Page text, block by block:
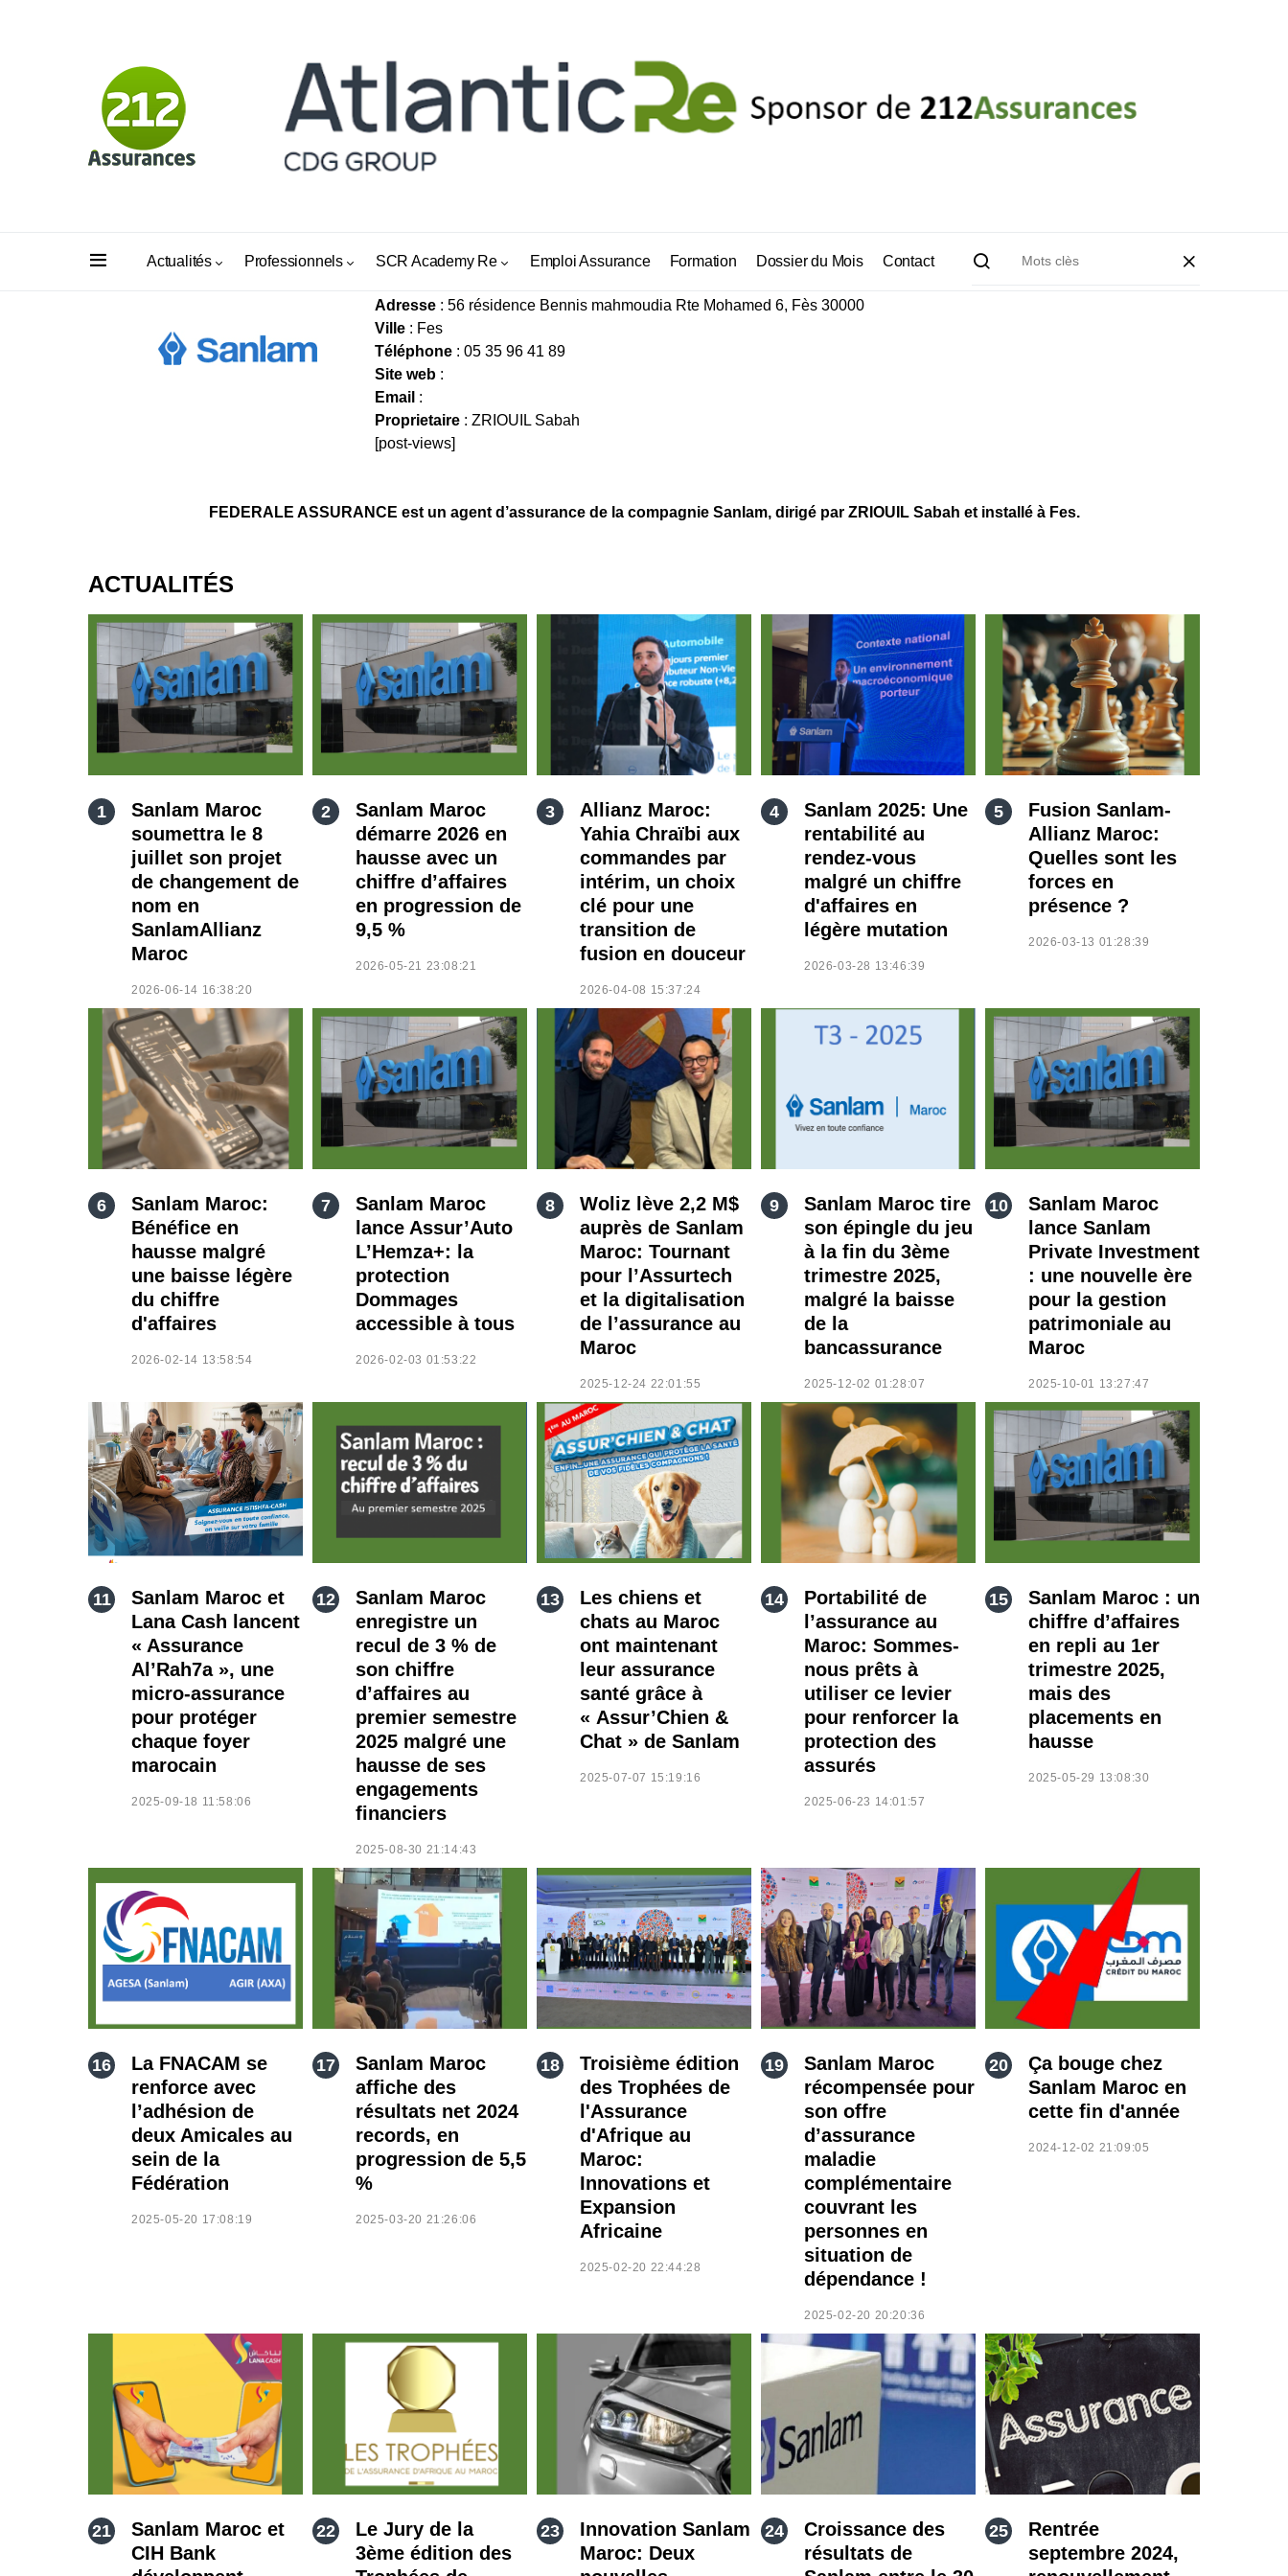
Actualités Professionnels SCR Academy Re Emploi Assurance Formation Dossier du Mois Contact
FEDERALE ASSURANCE
Adresse : 56 résidence Bennis mahmoudia Rte Mohamed 6, Fès 30000
Ville : Fes
Téléphone : 05 35 96 41 89
Site web :
Email :
Proprietaire : ZRIOUIL Sabah
[post-views]
FEDERALE ASSURANCE est un agent d’assurance de la compagnie Sanlam, dirigé par ZRIOUIL Sabah et installé à Fes.
ACTUALITÉS
Sanlam Maroc
soumettra le 8
juillet son projet
de changement de
nom en
SanlamAllianz
Maroc
2026-06-14 16:38:20
Sanlam Maroc
démarre 2026 en
hausse avec un
chiffre d’affaires
en progression de
9,5 %
2026-05-21 23:08:21
Allianz Maroc:
Yahia Chraïbi aux
commandes par
intérim, un choix
clé pour une
transition de
fusion en douceur
2026-04-08 15:37:24
Sanlam 2025: Une
rentabilité au
rendez-vous
malgré un chiffre
d'affaires en
légère mutation
2026-03-28 13:46:39
Fusion Sanlam-
Allianz Maroc:
Quelles sont les
forces en
présence ?
2026-03-13 01:28:39
Sanlam Maroc:
Bénéfice en
hausse malgré
une baisse légère
du chiffre
d'affaires
2026-02-14 13:58:54
Sanlam Maroc
lance Assur’Auto
L’Hemza+: la
protection
Dommages
accessible à tous
2026-02-03 01:53:22
Woliz lève 2,2 M$
auprès de Sanlam
Maroc: Tournant
pour l’Assurtech
et la digitalisation
de l’assurance au
Maroc
2025-12-24 22:01:55
Sanlam Maroc tire
son épingle du jeu
à la fin du 3ème
trimestre 2025,
malgré la baisse
de la
bancassurance
2025-12-02 01:28:07
Sanlam Maroc
lance Sanlam
Private Investment
: une nouvelle ère
pour la gestion
patrimoniale au
Maroc
2025-10-01 13:27:47
Sanlam Maroc et
Lana Cash lancent
« Assurance
Al’Rah7a », une
micro-assurance
pour protéger
chaque foyer
marocain
2025-09-18 11:58:06
Sanlam Maroc
enregistre un
recul de 3 % de
son chiffre
d’affaires au
premier semestre
2025 malgré une
hausse de ses
engagements
financiers
2025-08-30 21:14:43
Les chiens et
chats au Maroc
ont maintenant
leur assurance
santé grâce à
« Assur’Chien &
Chat » de Sanlam
2025-07-07 15:19:16
Portabilité de
l’assurance au
Maroc: Sommes-
nous prêts à
utiliser ce levier
pour renforcer la
protection des
assurés
2025-06-23 14:01:57
Sanlam Maroc : un
chiffre d’affaires
en repli au 1er
trimestre 2025,
mais des
placements en
hausse
2025-05-29 13:08:30
La FNACAM se
renforce avec
l’adhésion de
deux Amicales au
sein de la
Fédération
2025-05-20 17:08:19
Sanlam Maroc
affiche des
résultats net 2024
records, en
progression de 5,5
%
2025-03-20 21:26:06
Troisième édition
des Trophées de
l'Assurance
d'Afrique au
Maroc:
Innovations et
Expansion
Africaine
2025-02-20 22:44:28
Sanlam Maroc
récompensée pour
son offre
d’assurance
maladie
complémentaire
couvrant les
personnes en
situation de
dépendance !
2025-02-20 20:20:36
Ça bouge chez
Sanlam Maroc en
cette fin d'année
2024-12-02 21:09:05
Sanlam Maroc et
CIH Bank
Le Jury de la
3ème édition des
Innovation Sanlam
Maroc: Deux
Croissance des
résultats de
Rentrée
septembre 2024,